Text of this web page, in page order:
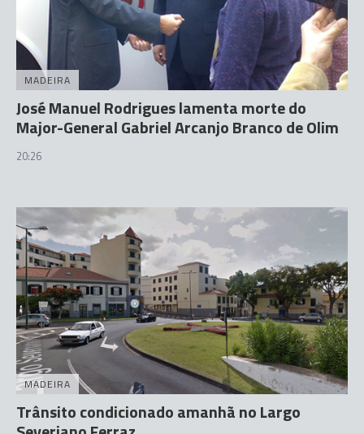
MADEIRA
José Manuel Rodrigues lamenta morte do
Major-General Gabriel Arcanjo Branco de Olim
20:26
MADEIRA
Trânsito condicionado amanhã no Largo